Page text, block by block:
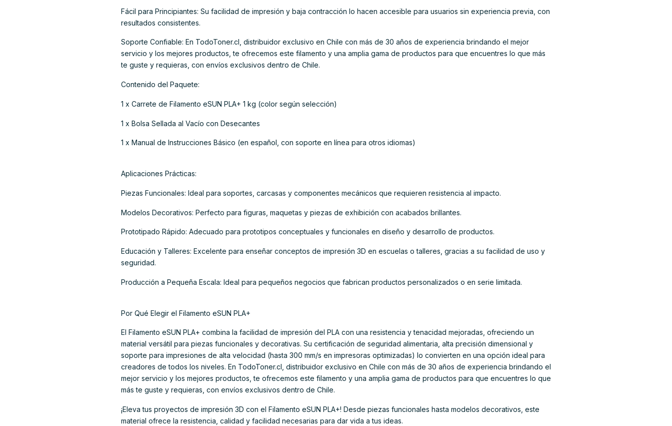
Fácil para Principiantes: Su facilidad de impresión y baja contracción lo hacen accesible para usuarios sin experiencia previa, con
resultados consistentes.
Soporte Confiable: En TodoToner.cl, distribuidor exclusivo en Chile con más de 30 años de experiencia brindando el mejor
servicio y los mejores productos, te ofrecemos este filamento y una amplia gama de productos para que encuentres lo que más
te guste y requieras, con envíos exclusivos dentro de Chile.
Contenido del Paquete:
1 x Carrete de Filamento eSUN PLA+ 1 kg (color según selección)
1 x Bolsa Sellada al Vacío con Desecantes
1 x Manual de Instrucciones Básico (en español, con soporte en línea para otros idiomas)
Aplicaciones Prácticas:
Piezas Funcionales: Ideal para soportes, carcasas y componentes mecánicos que requieren resistencia al impacto.
Modelos Decorativos: Perfecto para figuras, maquetas y piezas de exhibición con acabados brillantes.
Prototipado Rápido: Adecuado para prototipos conceptuales y funcionales en diseño y desarrollo de productos.
Educación y Talleres: Excelente para enseñar conceptos de impresión 3D en escuelas o talleres, gracias a su facilidad de uso y
seguridad.
Producción a Pequeña Escala: Ideal para pequeños negocios que fabrican productos personalizados o en serie limitada.
Por Qué Elegir el Filamento eSUN PLA+
El Filamento eSUN PLA+ combina la facilidad de impresión del PLA con una resistencia y tenacidad mejoradas, ofreciendo un
material versátil para piezas funcionales y decorativas. Su certificación de seguridad alimentaria, alta precisión dimensional y
soporte para impresiones de alta velocidad (hasta 300 mm/s en impresoras optimizadas) lo convierten en una opción ideal para
creadores de todos los niveles. En TodoToner.cl, distribuidor exclusivo en Chile con más de 30 años de experiencia brindando el
mejor servicio y los mejores productos, te ofrecemos este filamento y una amplia gama de productos para que encuentres lo que
más te guste y requieras, con envíos exclusivos dentro de Chile.
¡Eleva tus proyectos de impresión 3D con el Filamento eSUN PLA+! Desde piezas funcionales hasta modelos decorativos, este
material ofrece la resistencia, calidad y facilidad necesarias para dar vida a tus ideas.